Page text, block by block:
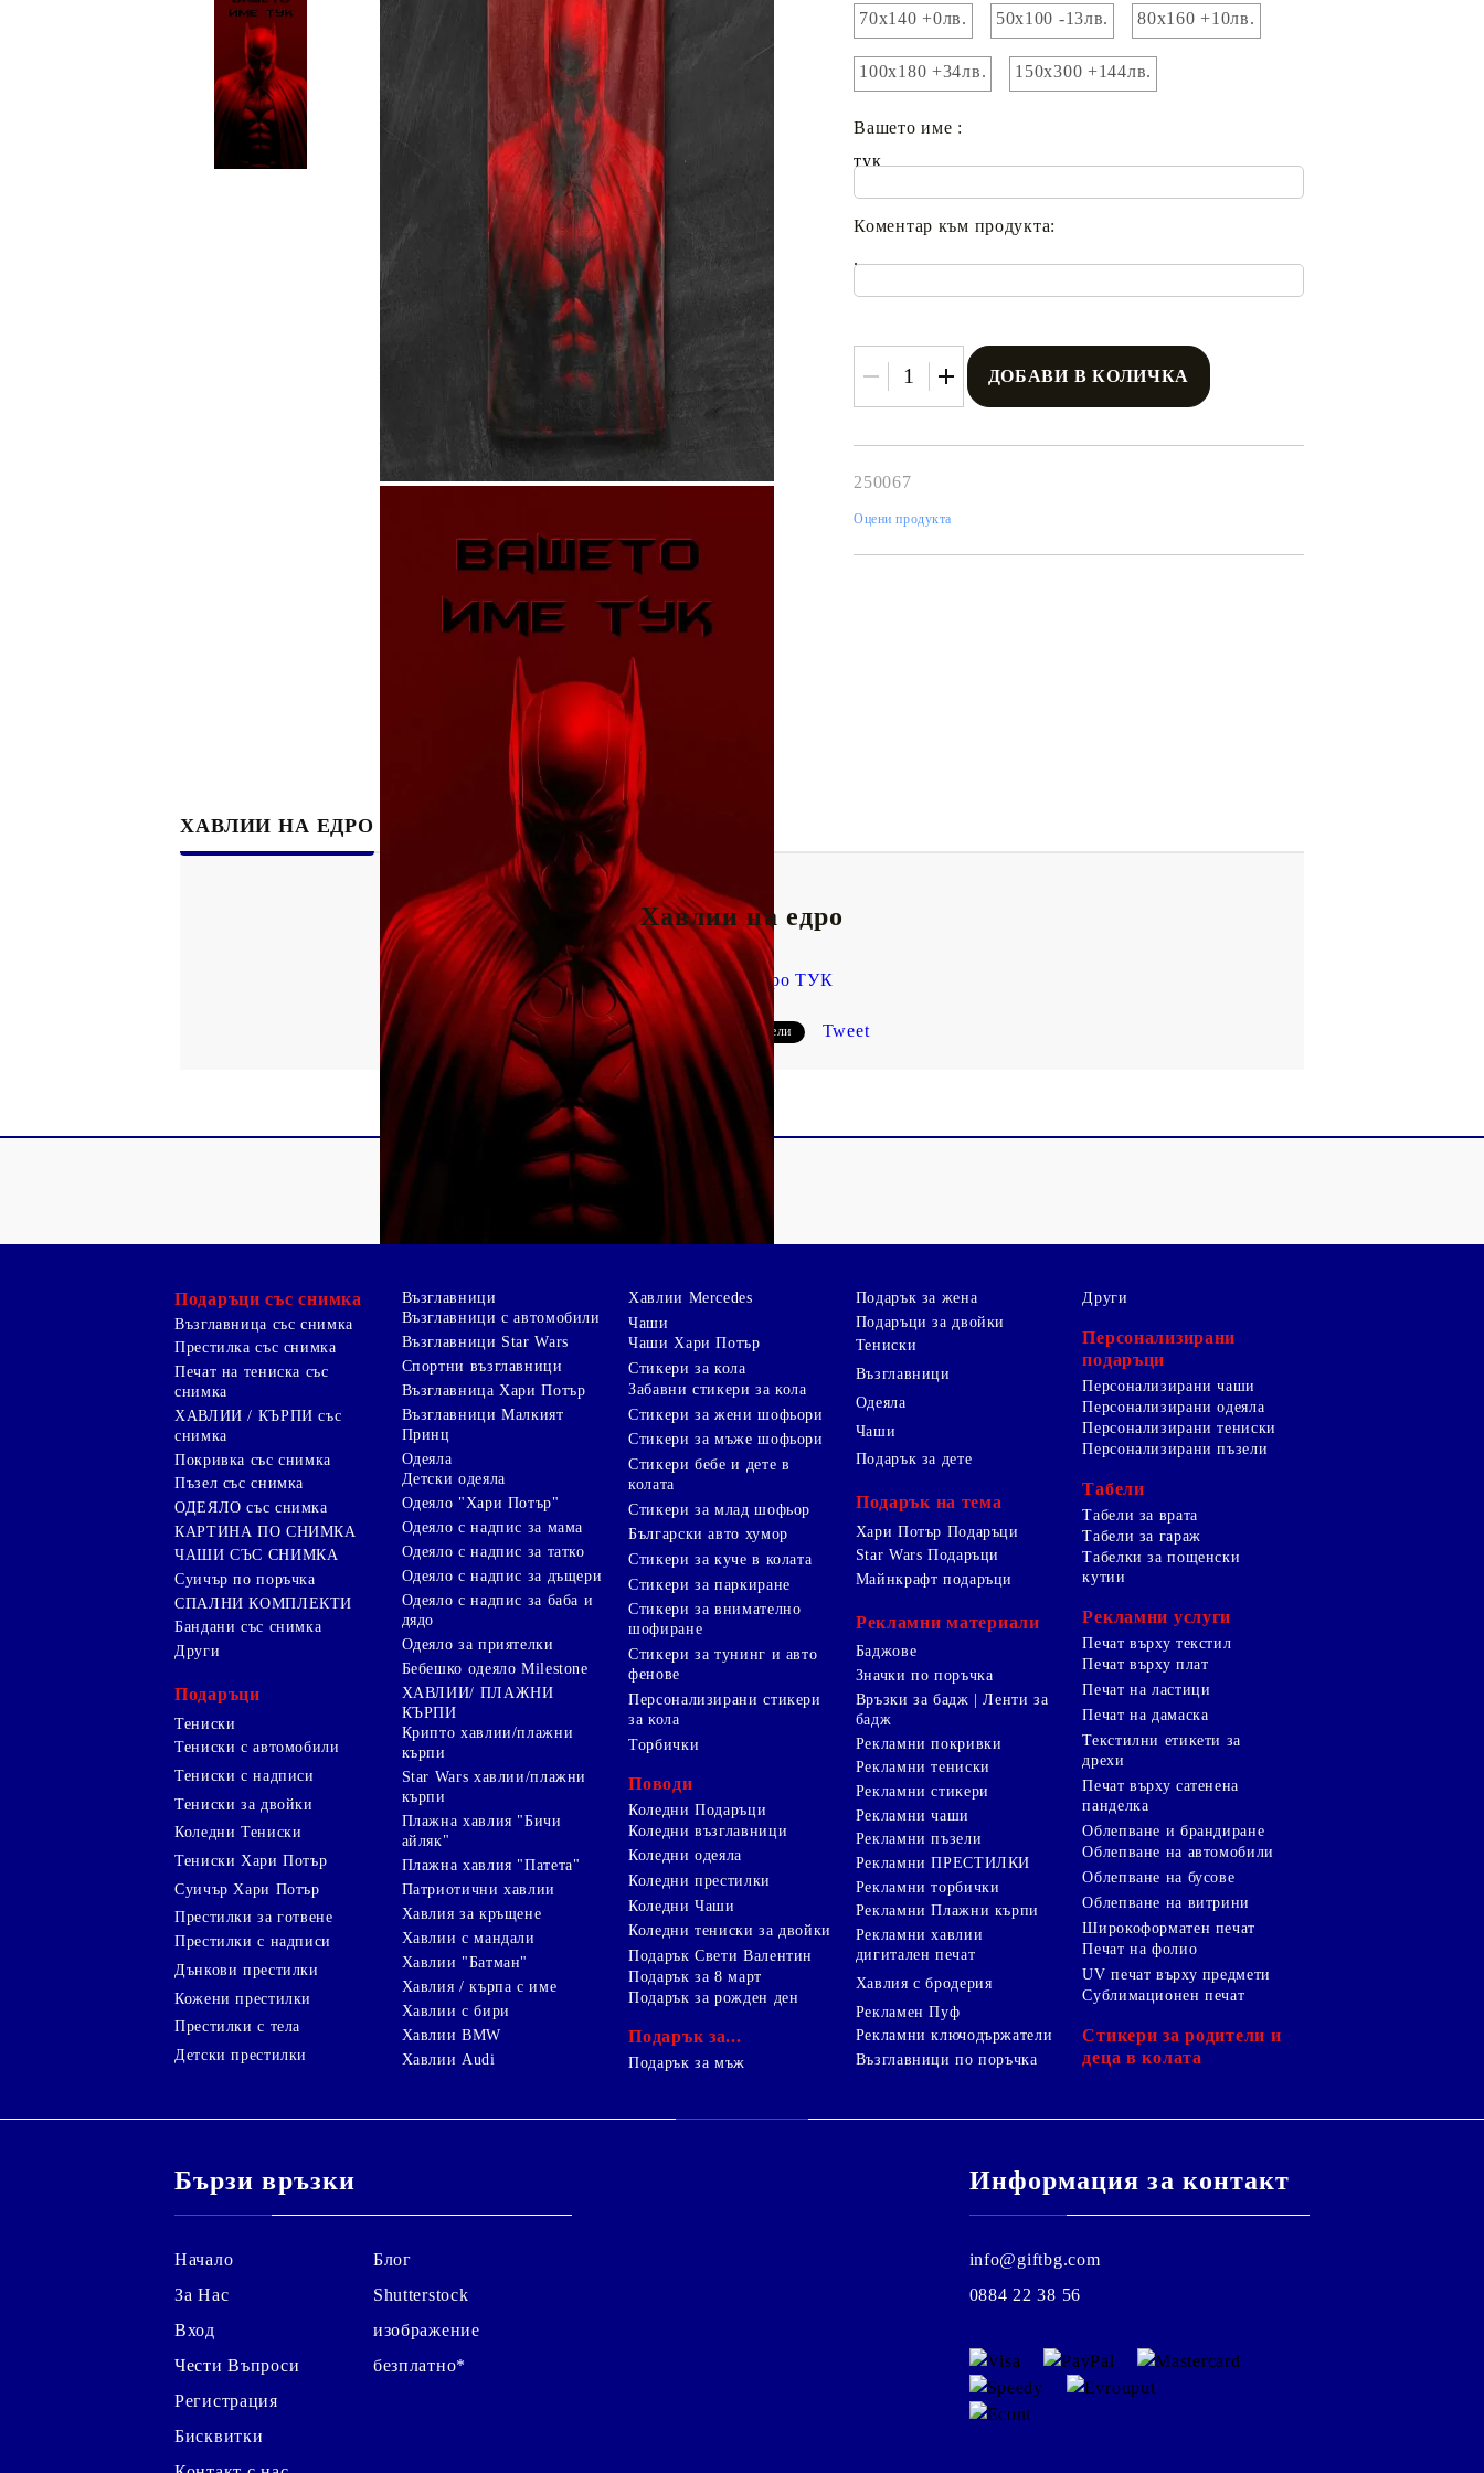
Рекламни тениски
Рекламни стикери
Рекламни чаши
UV печат върху предмети
Сублимационен печат
Сподели Tweet
70x140 +0лв. 50х100 -13лв. 80х160 +10лв.
100х180 +34лв. 150х300 +144лв.
Вашето име :
тук
Коментар към продукта:
.
250067
Оцени продукта
ХАВЛИИ НА ЕДРО
Хавлии на едро
Поръчай на едро ТУК
Сподели Tweet
Подаръци със снимка
Възглавница със снимка
Престилка със снимка
Печат на тениска със
снимка
ХАВЛИИ / КЪРПИ със
снимка
Покривка със снимка
Пъзел със снимка
ОДЕЯЛО със снимка
КАРТИНА ПО СНИМКА
ЧАШИ СЪС СНИМКА
Суичър по поръчка
СПАЛНИ КОМПЛЕКТИ
Бандани със снимка
Други
Подаръци
Тениски
Тениски с автомобили
Тениски с надписи
Тениски за двойки
Коледни Тениски
Тениски Хари Потър
Суичър Хари Потър
Престилки за готвене
Престилки с надписи
Дънкови престилки
Кожени престилки
Престилки с тела
Детски престилки
Възглавници
Възглавници с автомобили
Възглавници Star Wars
Спортни възглавници
Възглавница Хари Потър
Възглавници Малкият
Принц
Одеяла
Детски одеяла
Одеяло "Хари Потър"
Одеяло с надпис за мама
Одеяло с надпис за татко
Одеяло с надпис за дъщери
Одеяло с надпис за баба и
дядо
Одеяло за приятелки
Бебешко одеяло Milestone
ХАВЛИИ/ ПЛАЖНИ
КЪРПИ
Крипто хавлии/плажни
кърпи
Star Wars хавлии/плажни
кърпи
Плажна хавлия "Бичи
айляк"
Плажна хавлия "Патета"
Патриотични хавлии
Хавлия за кръщене
Хавлии с мандали
Хавлии "Батман"
Хавлия / кърпа с име
Хавлии с бири
Хавлии BMW
Хавлии Audi
Хавлии Mercedes
Чаши
Чаши Хари Потър
Стикери за кола
Забавни стикери за кола
Стикери за жени шофьори
Стикери за мъже шофьори
Стикери бебе и дете в
колата
Стикери за млад шофьор
Български авто хумор
Стикери за куче в колата
Стикери за паркиране
Стикери за внимателно
шофиране
Стикери за тунинг и авто
фенове
Персонализирани стикери
за кола
Торбички
Поводи
Коледни Подаръци
Коледни възглавници
Коледни одеяла
Коледни престилки
Коледни Чаши
Коледни тениски за двойки
Подарък Свети Валентин
Подарък за 8 март
Подарък за рожден ден
Подарък за...
Подарък за мъж
Подарък за жена
Подаръци за двойки
Тениски
Възглавници
Одеяла
Чаши
Подарък за дете
Подарък на тема
Хари Потър Подаръци
Star Wars Подаръци
Майнкрафт подаръци
Рекламни материали
Баджове
Значки по поръчка
Връзки за бадж | Ленти за
бадж
Рекламни покривки
Рекламни тениски
Рекламни стикери
Рекламни чаши
Рекламни пъзели
Рекламни ПРЕСТИЛКИ
Рекламни торбички
Рекламни Плажни кърпи
Рекламни хавлии
дигитален печат
Хавлия с бродерия
Рекламен Пуф
Рекламни ключодържатели
Възглавници по поръчка
Други
Персонализирани
подаръци
Персонализирани чаши
Персонализирани одеяла
Персонализирани тениски
Персонализирани пъзели
Табели
Табели за врата
Табели за гараж
Табелки за пощенски
кутии
Рекламни услуги
Печат върху текстил
Печат върху плат
Печат на ластици
Печат на дамаска
Текстилни етикети за
дрехи
Печат върху сатенена
панделка
Облепване и брандиране
Облепване на автомобили
Облепване на бусове
Облепване на витрини
Широкоформатен печат
Печат на фолио
UV печат върху предмети
Сублимационен печат
Стикери за родители и
деца в колата
Бързи връзки
Начало
За Нас
Вход
Чести Въпроси
Регистрация
Бисквитки
Блог
Shutterstock
изображение
безплатно*
Информация за контакт
info@giftbg.com
0884 22 38 56